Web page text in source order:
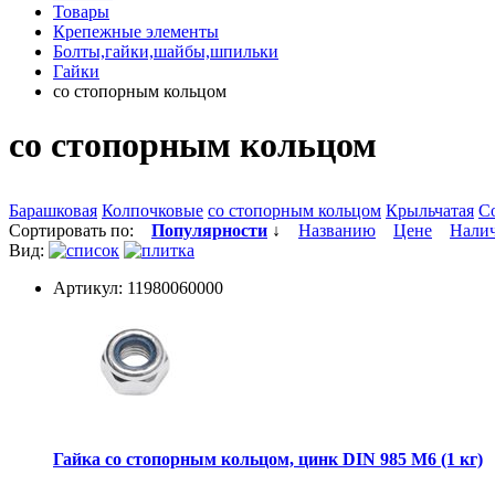
Товары
Крепежные элементы
Болты,гайки,шайбы,шпильки
Гайки
со стопорным кольцом
со стопорным кольцом
Барашковая Колпочковые со стопорным кольцом Крыльчатая
Сортировать по: Популярности ↓ Названию Цене
Вид:
Артикул: 11980060000
Гайка со стопорным кольцом, цинк DIN 985 М6 (1 кг)